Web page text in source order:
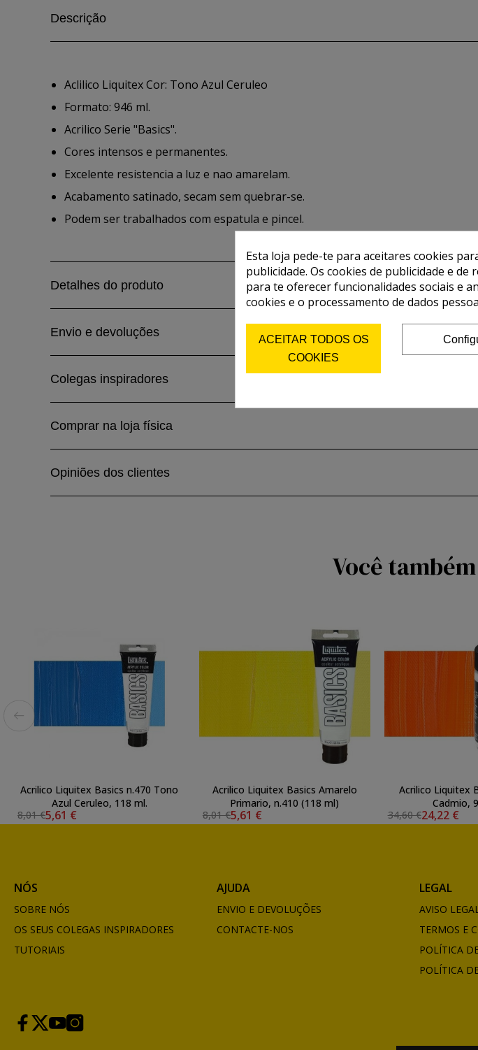
Descrição
Aclilico Liquitex Cor: Tono Azul Ceruleo
Formato: 946 ml.
Acrilico Serie "Basics".
Cores intensos e permanentes.
Excelente resistencia a luz e nao amarelam.
Acabamento satinado, secam sem quebrar-se.
Podem ser trabalhados com espatula e pincel.
Detalhes do produto
Envio e devoluções
Colegas inspiradores
Comprar na loja física
Opiniões dos clientes
Você
Acrilico Liquitex Basics n.470 Tono
Azul Ceruleo, 118 ml.
8,01 €5,61 €
Acrilico Liquitex Basics Amarelo
Primario, n.410 (118 ml)
8,01 €5,61 €
Acrilico Liquitex
Cadmio,
34,60 €24,22 €
NÓS
SOBRE NÓS
OS SEUS COLEGAS INSPIRADORES
TUTORIAIS
AJUDA
ENVIO E DEVOLUÇÕES
CONTACTE-NOS
LEGAL
AVISO LEGAL
TERMOS E
POLÍTICA
POLÍTICA
Esta loja pede-te para aceitares cookies
publicidade. Os cookies de publicidade e
para te oferecer funcionalidades sociais e
cookies e o processamento de dados
ACEITAR TODOS OS
COOKIES